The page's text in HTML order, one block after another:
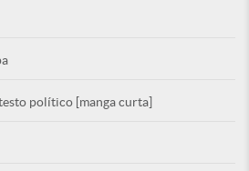
político [manga curta]